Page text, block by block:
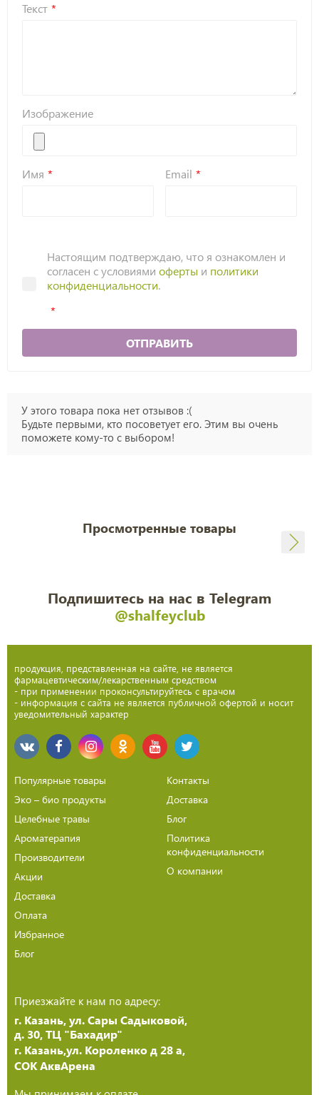
Текст
Изображение
Имя Email
Настоящим подтверждаю, что я ознакомлен и
согласен с условиями оферты и политики
конфиденциальности.
ОТПРАВИТЬ
У этого товара пока нет отзывов :(
Будьте первыми, кто посоветует его. Этим вы очень
поможете кому-то с выбором!
Просмотренные товары
Подпишитесь на нас в Telegram
@shalfeyclub
продукция, представленная на сайте, не является
фармацевтическим/лекарственным средством
- при применении проконсультируйтесь с врачом
- информация с сайта не является публичной офертой и носит
уведомительный характер
Популярные товары
Эко – био продукты
Целебные травы
Ароматерапия
Производители
Акции
Доставка
Оплата
Избранное
Блог
Контакты
Доставка
Блог
Политика
конфиденциальности
О компании
Приезжайте к нам по адресу:
г. Казань, ул. Сары Садыковой,
д. 30, ТЦ "Бахадир"
г. Казань,ул. Короленко д 28 а,
СОК АквАрена